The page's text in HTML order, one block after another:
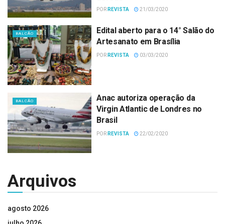
POR REVISTA 21/03/2020
BALCÃO
Edital aberto para o 14° Salão do
Artesanato em Brasília
POR REVISTA 03/03/2020
BALCÃO
Anac autoriza operação da
Virgin Atlantic de Londres no
Brasil
POR REVISTA 22/02/2020
Arquivos
agosto 2026